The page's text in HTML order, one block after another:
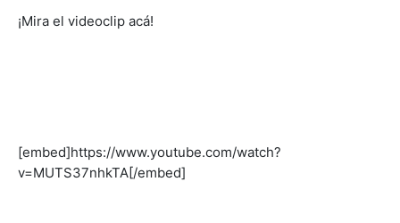
¡Mira el videoclip acá!
[embed]https://www.youtube.com/watch?
v=MUTS37nhkTA[/embed]